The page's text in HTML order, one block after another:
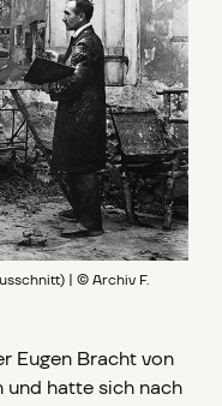
| © Archiv F.
Eugen Bracht von
und hatte sich nach